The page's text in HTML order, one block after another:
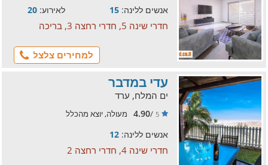
אנשים ללינה: 15 לאירוע: 20
חדרי שינה 5, חדרי רחצה 3, בריכה
למחירים צלצל
עדי במדבר
ים המלח, ערד
5
/
4.90 מעולה, יוצא מהכלל
אנשים ללינה: 12
חדרי שינה 4, חדרי רחצה 2